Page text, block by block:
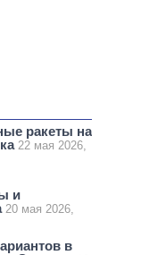
ракеты на
22 мая 2026,
и
20 мая 2026,
в